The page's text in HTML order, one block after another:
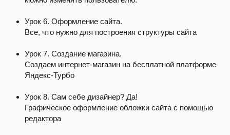
Урок 6. Оформление сайта.
Все, что нужно для построения структуры сайта
Урок 7. Создание магазина.
Создаем интернет-магазин на бесплатной платформе
Яндекс-Турбо
Урок 8. Сам себе дизайнер? Да!
Графическое оформление обложки сайта с помощью
редактора